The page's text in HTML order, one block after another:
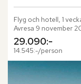
Flyg och hotell, 1
Avresa 9 november
29.090:-
14.545:-/person